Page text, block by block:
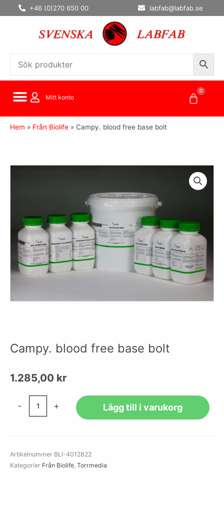
Hoppa
till
+46 (0)270 650 00 labfab@labfab.se
Mitt konto
0
Hem » Från Biolife » Campy. blood free base bolt
Campy. blood free base bolt
1.285,00 kr
-
mängd
+ Lägg till i varukorg
Artikelnummer BLI-4012822
Kategorier Från Biolife Torrmedia